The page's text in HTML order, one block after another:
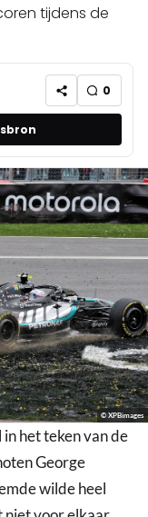
tijdens de
0
© XPBimages
het teken van de
George
wilde heel